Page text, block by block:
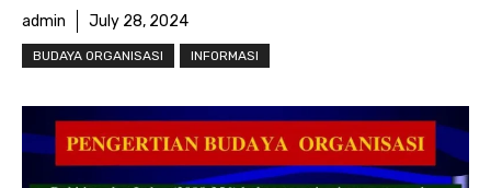
admin July 28, 2024
BUDAYA ORGANISASI INFORMASI